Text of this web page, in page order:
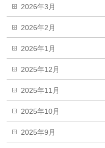
2026年3月
2026年2月
2026年1月
2025年12月
2025年11月
2025年10月
2025年9月